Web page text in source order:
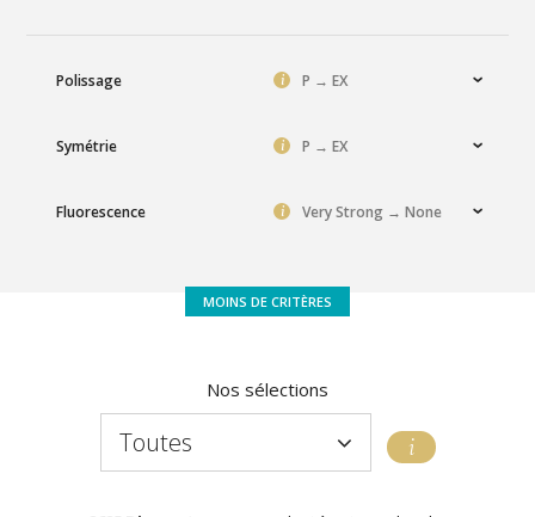
Polissage i P → EX
Symétrie i P → EX
Fluorescence i Very Strong → None
Nos sélections
Toutes
ToutesVolume
Équilibre
Perfection
Coup de coeur
Promotion